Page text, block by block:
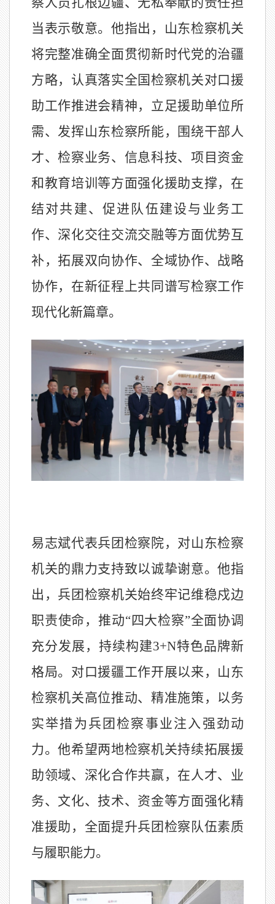
当表示敬意。他指出，山东检察机关
将完整准确全面贯彻新时代党的治疆
方略，认真落实全国检察机关对口援
助工作推进会精神，立足援助单位所
需、发挥山东检察所能，围绕干部人
才、检察业务、信息科技、项目资金
和教育培训等方面强化援助支撑，在
结对共建、促进队伍建设与业务工
作、深化交往交流交融等方面优势互
补，拓展双向协作、全域协作、战略
协作，在新征程上共同谱写检察工作
现代化新篇章。
易志斌代表兵团检察院，对山东检察
机关的鼎力支持致以诚挚谢意。他指
出，兵团检察机关始终牢记维稳戍边
职责使命，推动“四大检察”全面协调
充分发展，持续构建3+N特色品牌新
格局。对口援疆工作开展以来，山东
检察机关高位推动、精准施策，以务
实举措为兵团检察事业注入强劲动
力。他希望两地检察机关持续拓展援
助领域、深化合作共赢，在人才、业
务、文化、技术、资金等方面强化精
准援助，全面提升兵团检察队伍素质
与履职能力。